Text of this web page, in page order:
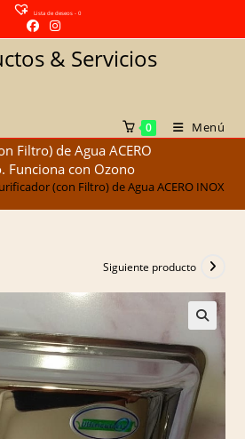
Lista de deseos - 0
& Servicios
0 Menú
Filtro) de Agua ACERO
Funciona con Ozono
(con Filtro) de Agua ACERO
Siguiente producto